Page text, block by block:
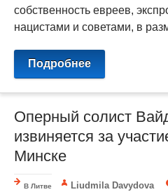
собственность евреев,
нацистами и советами, в
Подробнее
Оперный солист
извиняется за
Минске
В Литве Liudmila Davydova